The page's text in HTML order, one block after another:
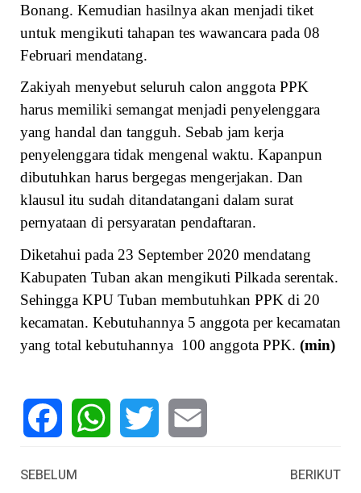
Bonang. Kemudian hasilnya akan menjadi tiket
untuk mengikuti tahapan tes wawancara pada 08
Februari mendatang.
Zakiyah menyebut seluruh calon anggota PPK
harus memiliki semangat menjadi penyelenggara
yang handal dan tangguh. Sebab jam kerja
penyelenggara tidak mengenal waktu. Kapanpun
dibutuhkan harus bergegas mengerjakan. Dan
klausul itu sudah ditandatangani dalam surat
pernyataan di persyaratan pendaftaran.
Diketahui pada 23 September 2020 mendatang
Kabupaten Tuban akan mengikuti Pilkada serentak.
Sehingga KPU Tuban membutuhkan PPK di 20
kecamatan. Kebutuhannya 5 anggota per kecamatan
yang total kebutuhannya 100 anggota PPK. (min)
SEBELUM
BERIKUT